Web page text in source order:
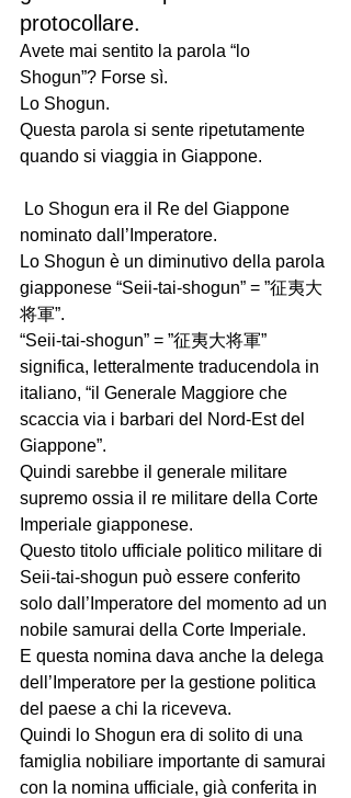
protocollare.
Avete mai sentito la parola “lo
Shogun”? Forse sì.
Lo Shogun.
Questa parola si sente ripetutamente
quando si viaggia in Giappone.
nominato dall’Imperatore.
Lo Shogun è un diminutivo della parola
giapponese “Seii-tai-shogun” = ”征夷大
将軍”.
“Seii-tai-shogun” = ”征夷大将軍”
significa, letteralmente traducendola in
italiano, “il Generale Maggiore che
scaccia via i barbari del Nord-Est del
Giappone”.
Quindi sarebbe il generale militare
supremo ossia il re militare della Corte
Imperiale giapponese.
Questo titolo ufficiale politico militare di
Seii-tai-shogun può essere conferito
solo dall’Imperatore del momento ad un
nobile samurai della Corte Imperiale.
E questa nomina dava anche la delega
dell’Imperatore per la gestione politica
del paese a chi la riceveva.
Quindi lo Shogun era di solito di una
famiglia nobiliare importante di samurai
con la nomina ufficiale, già conferita in